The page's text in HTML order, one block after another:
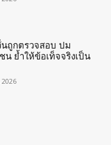
ถูกตรวจสอบ ปม
น ย้ำให้ข้อเท็จจริงเป็น